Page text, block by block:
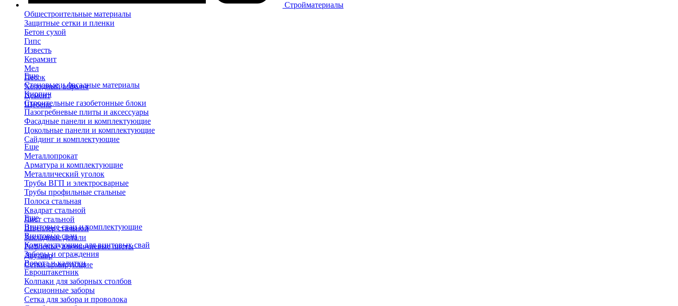
Стройматериалы
Общестроительные материалы
Защитные сетки и пленки
Бетон сухой
Гипс
Известь
Керамзит
Мел
Песок
Холодный асфальт
Цемент
Щебень
Еще
Стеновые и фасадные материалы
Кирпич
Строительные газобетонные блоки
Пазогребневые плиты и аксессуары
Фасадные панели и комплектующие
Цокольные панели и комплектующие
Сайдинг и комплектующие
Еще
Металлопрокат
Арматура и комплектующие
Металлический уголок
Трубы ВГП и электросварные
Трубы профильные стальные
Полоса стальная
Квадрат стальной
Лист стальной
Швеллер стальной
Закладные детали
Рифленые алюминиевые листы
Двутавр
Сетки армирующие
Еще
Винтовые сваи и комплектующие
Винтовые сваи
Комплектующие для винтовых свай
Заборы и ограждения
Ворота и калитки
Евроштакетник
Колпаки для заборных столбов
Секционные заборы
Сетка для забора и проволока